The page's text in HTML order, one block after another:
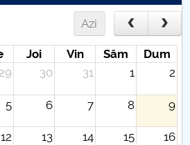
Azi
Joi Vin Sâm
Dum
29 30 31 1 2
5 6 7 8 9
12 13 14 15 16